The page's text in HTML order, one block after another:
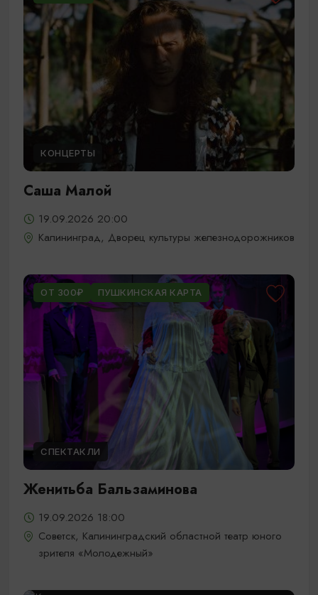
КОНЦЕРТЫ
Саша Малой
19.09.2026 20:00
Калининград, Дворец культуры железнодорожников
ОТ 300₽ ПУШКИНСКАЯ КАРТА
СПЕКТАКЛИ
Женитьба Бальзаминова
19.09.2026 18:00
Советск, Калининградский областной театр юного
зрителя «Молодежный»